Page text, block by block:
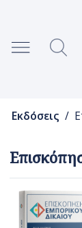
Εκδόσεις /